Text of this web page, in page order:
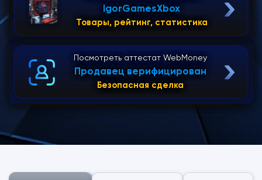
IgorGamesXbox
Товары, рейтинг, статистика
Посмотреть аттестат WebMoney
Продавец верифицирован
Безопасная сделка